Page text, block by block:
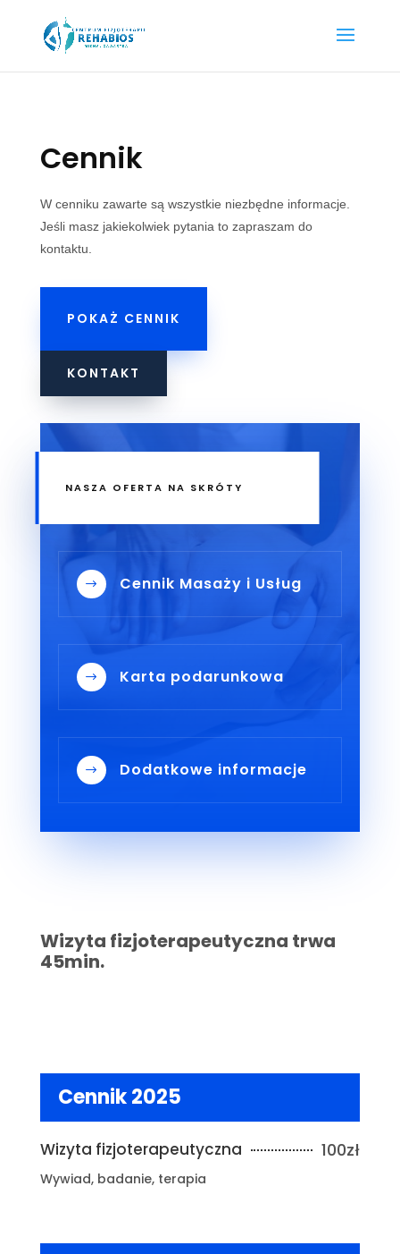
Cennik
W cenniku zawarte są wszystkie niezbędne informacje.
Jeśli masz jakiekolwiek pytania to zapraszam do
kontaktu.
POKAŻ CENNIK
KONTAKT
NASZA OFERTA NA SKRÓTY
$ Cennik Masaży i Usług
$ Karta podarunkowa
$ Dodatkowe informacje
Wizyta fizjoterapeutyczna trwa
45min.
Cennik 2025
Wizyta fizjoterapeutyczna 100zł
Wywiad, badanie, terapia